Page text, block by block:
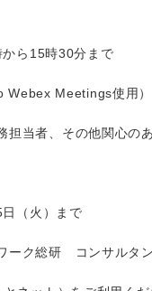
ら15時30分まで
Webex Meetings使用）
当者、その他関心の
（火）まで
ーク総研 コンサルタ